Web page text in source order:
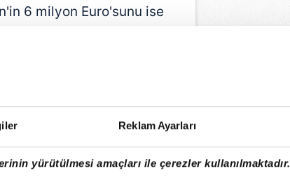
Reklam Ayarları
yürütülmesi amaçları ile çerezler kullanılmaktadır.
6 milyon Euro'sunu ise
İÇİN TIKLAYIN